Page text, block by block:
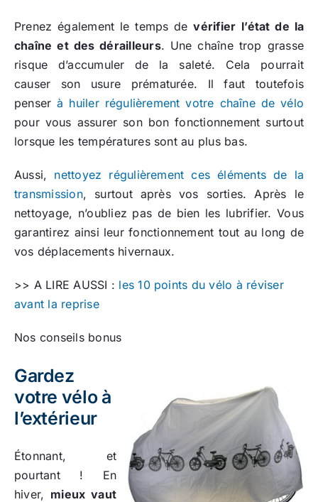
Prenez également le temps devérifier l’état de la
chaîne et des dérailleurs. Une chaîne trop grasse
risque d’accumuler de la saleté. Cela pourrait
causer son usure prématurée. Il faut toutefois
penserà huiler régulièrement votre chaîne de vélo
pour vous assurer son bon fonctionnement surtout
lorsque les températures sont au plus bas.
Aussi, nettoyez régulièrement ces éléments de la
transmission, surtout après vos sorties. Après le
nettoyage, n’oubliez pas de bien les lubrifier. Vous
garantirez ainsi leur fonctionnement tout au long de
vos déplacements hivernaux.
>> A LIRE AUSSI : les 10 points du vélo à réviser
avant la reprise
Nos conseils bonus
Gardez
votre vélo à
l’extérieur
Étonnant, et
pourtant ! En
hiver, mieux vaut